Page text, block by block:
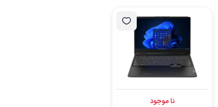
نا موجود